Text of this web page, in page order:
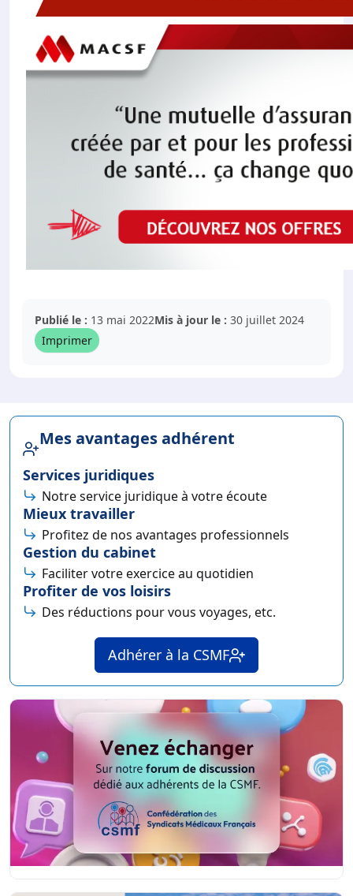
Publié le : 13 mai 2022Mis à jour le : 30 juillet 2024
Imprimer
Mes avantages adhérent
Services juridiques
Notre service juridique à votre écoute
Mieux travailler
Profitez de nos avantages professionnels
Gestion du cabinet
Faciliter votre exercice au quotidien
Profiter de vos loisirs
Des réductions pour vous voyages, etc.
Adhérer à la CSMF